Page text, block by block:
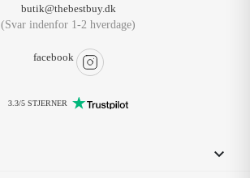
butik@thebestbuy.dk
(Svar indenfor 1-2 hverdage)
facebook
3.3/5 STJERNER
